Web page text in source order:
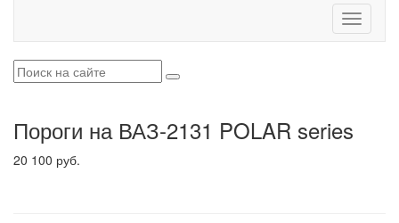
Toggle
Пороги на ВАЗ-2131 POLAR series
20 100 руб.